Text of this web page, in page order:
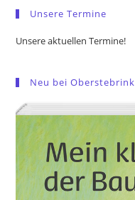
Unsere Termine
Unsere aktuellen Termine!
Neu bei Oberstebrink